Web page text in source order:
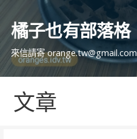
內
橘子也有部落格
來信請寄 orange.tw@gmail.com
文章